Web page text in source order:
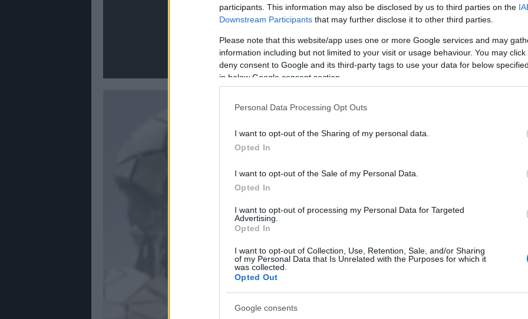
participants. This information may also be disclosed by us to third parties on the
Downstream Participants that may further disclose it to other third parties.
Please note that this website/app uses one or more Google services and may
information including but not limited to your visit or usage behaviour. You may
deny consent to Google and its third-party tags to use your data for below
in below Google consent section.
Personal Data Processing Opt Outs
I want to opt-out of the Sharing of my personal data.
Opted In
I want to opt-out of the Sale of my Personal Data.
Opted In
I want to opt-out of processing my Personal Data for Targeted
Advertising.
Opted In
I want to opt-out of Collection, Use, Retention, Sale, and/or Sharing
of my Personal Data that Is Unrelated with the Purposes for which it
was collected.
Opted Out
Google consents
dvd (
fun(